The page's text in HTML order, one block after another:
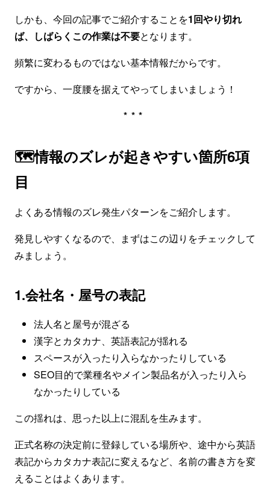
しかも、今回の記事でご紹介することを1回やり切れ
ば、しばらくこの作業は不要となります。
頻繁に変わるものではない基本情報だからです。
ですから、一度腰を据えてやってしまいましょう！
***
🗺️情報のズレが起きやすい箇所6項
目
よくある情報のズレ発生パターンをご紹介します。
発見しやすくなるので、まずはこの辺りをチェックして
みましょう。
1.会社名・屋号の表記
法人名と屋号が混ざる
漢字とカタカナ、英語表記が揺れる
スペースが入ったり入らなかったりしている
SEO目的で業種名やメイン製品名が入ったり入ら
なかったりしている
この揺れは、思った以上に混乱を生みます。
正式名称の決定前に登録している場所や、途中から英語
表記からカタカナ表記に変えるなど、名前の書き方を変
えることはよくあります。